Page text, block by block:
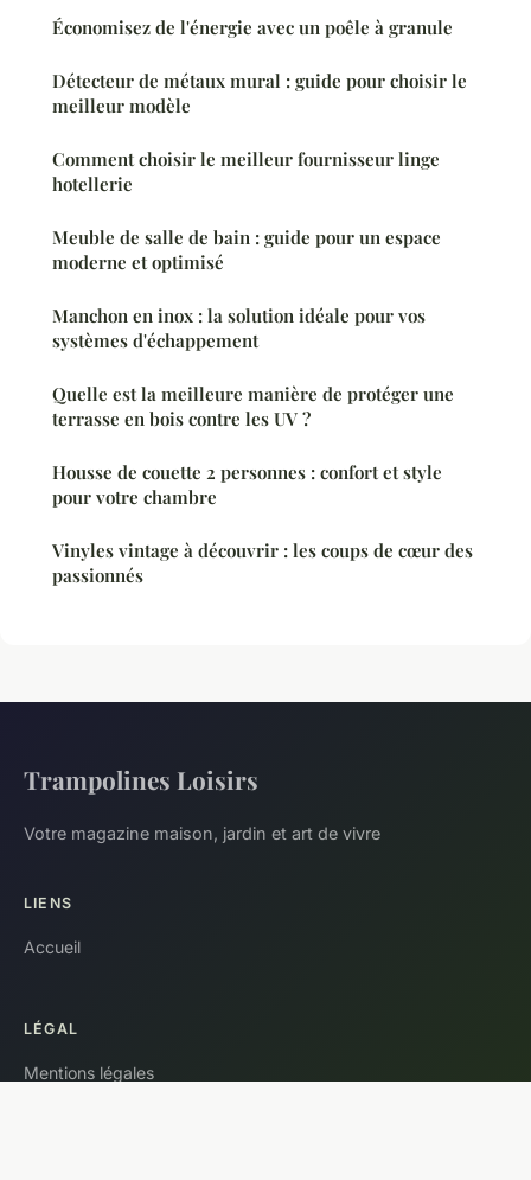
Économisez de l'énergie avec un poêle à granule
Détecteur de métaux mural : guide pour choisir le
meilleur modèle
Comment choisir le meilleur fournisseur linge
hotellerie
Meuble de salle de bain : guide pour un espace
moderne et optimisé
Manchon en inox : la solution idéale pour vos
systèmes d'échappement
Quelle est la meilleure manière de protéger une
terrasse en bois contre les UV ?
Housse de couette 2 personnes : confort et style
pour votre chambre
Vinyles vintage à découvrir : les coups de cœur des
passionnés
Trampolines Loisirs
Votre magazine maison, jardin et art de vivre
LIENS
Accueil
LÉGAL
Mentions légales